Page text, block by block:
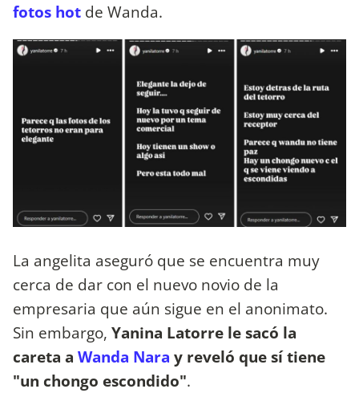
fotos hot de Wanda.
La angelita aseguró que se encuentra muy
cerca de dar con el nuevo novio de la
empresaria que aún sigue en el anonimato.
Sin embargo, Yanina Latorre le sacó la
careta a Wanda Nara y reveló que sí tiene
"un chongo escondido".